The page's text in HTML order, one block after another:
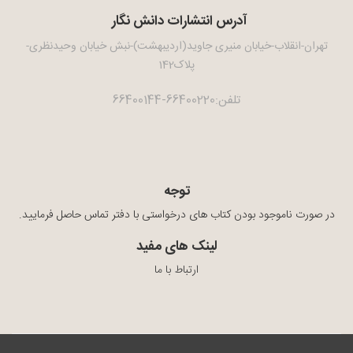
آدرس انتشارات دانش نگار
تهران-انقلاب-خیابان منیری جاوید(اردیبهشت)-نبش خیابان وحیدنظری-
پلاک142
تلفن:66400220-66400144
توجه
در صورت ناموجود بودن کتاب های درخواستی با دفتر تماس حاصل فرمایید.
لینک های مفید
ارتباط با ما